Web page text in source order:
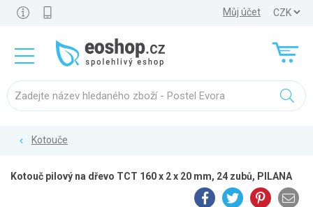
Můj účet
Kotouče
Kotouč pilový na dřevo TCT 160 x 2 x 20 mm, 24 zubů, PILANA